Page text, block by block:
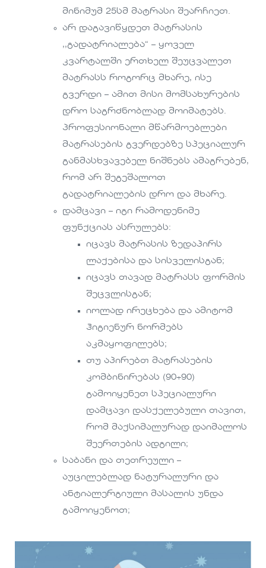
მინიმუმ 25სმ მატრასი შეარჩიეთ.
არ დაგავიწყდეთ მატრასის
,,გადატრიალება“ – ყოველ
კვარტალში ერთხელ შეუცვალეთ
მატრასს როგორც მხარე, ისე
გვერდი – ამით მისი მომსახურების
დრო საგრძნობლად მოიმატებს.
პროფესიონალი მწარმოებლები
მატრასების გვერდებზე სპეციალურ
განმასხვავებელ ნიშნებს ამაგრებენ,
რომ არ შეგეშალოთ
გადატრიალების დრო და მხარე.
დამცავი – იგი რამოდენიმე
ფუნქციას ასრულებს:
იცავს მატრასის ზედაპირს
ლაქებისა და სისველისგან;
იცავს თავად მატრასს ფორმის
შეცვლისგან;
იოლად ირეცხება და ამიტომ
ჰიგიენურ ნორმებს
აკმაყოფილებს;
თუ აპირებთ მატრასების
კომბინირებას (90+90)
გამოიყენეთ სპეციალური
დამცავი დასქელებული თავით,
რომ მაქსიმალურად დაიმალოს
შეერთების ადგილი;
საბანი და თეთრეული –
აუცილებლად ნატურალური და
ანტიალერგიული მასალის უნდა
გამოიყენოთ;